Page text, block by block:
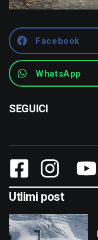
Facebook
WhatsApp
SEGUICI
Utlimi post